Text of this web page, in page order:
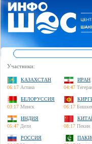
Участники:
КАЗАХСТАН
06:17 Астана
ИРАН
04:47
БЕЛОРУССИЯ
03:17 Минск
06:17
ИНДИЯ
05:47 Дели
08:17 Пекин
РОССИЯ